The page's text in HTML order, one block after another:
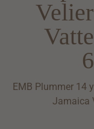
EMB Plummer 14
Jamaica